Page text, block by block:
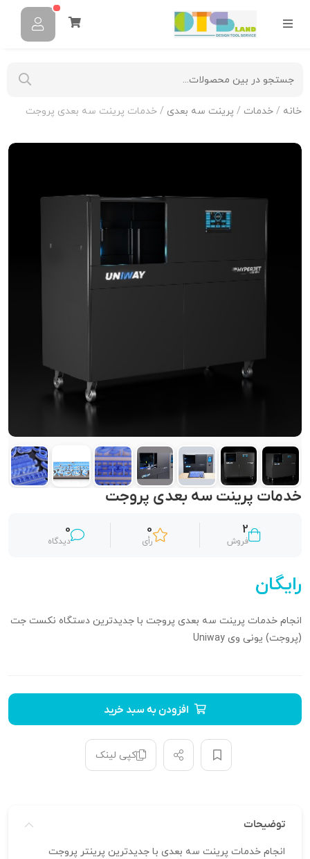
خانه / خدمات / پرینت سه بعدی / خدمات پرینت سه بعدی پروجت
خدمات پرینت سه بعدی پروجت
2
فروش
0
رأی
0
دیدگاه
رایگان
انجام خدمات پرینت سه بعدی پروجت با جدیدترین دستگاه نکست جت
(پروجت) یونی وی Uniway
افزودن به سبد خرید
کپی لینک
توضیحات
انجام خدمات پرینت سه بعدی با جدیدترین پرینتر پروجت